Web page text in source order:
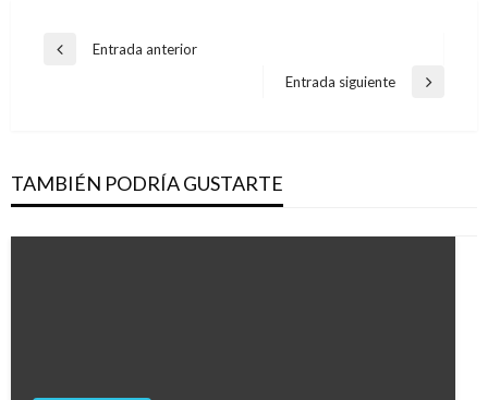
Navegación
Entrada
Entrada anterior
Entrada
Entrada siguiente
TAMBIÉN PODRÍA GUSTARTE